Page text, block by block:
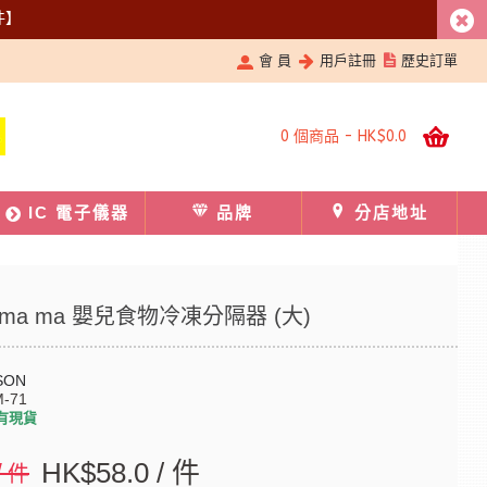
會 員 用戶註冊 歷史訂單
0 個商品 - HK$0.0
IC 電子儀器 品牌 分店地址
ma 嬰兒食物冷凍分隔器 (大)
71
現貨
件 HK$58.0 / 件